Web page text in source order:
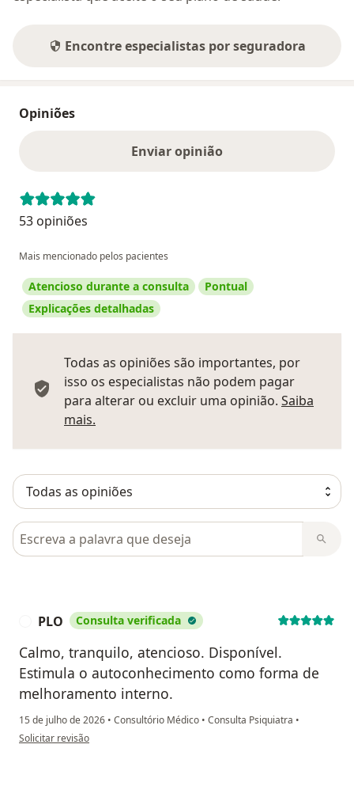
Encontre especialistas por seguradora
Opiniões
Enviar opinião
53 opiniões
Mais mencionado pelos pacientes
Atencioso durante a consulta
Pontual
Explicações detalhadas
Todas as opiniões são importantes, por
isso os especialistas não podem pagar
para alterar ou excluir uma opinião. Saiba
mais.
Pesquisar em opiniões
PLO Consulta verificada
Calmo, tranquilo, atencioso. Disponível.
Estimula o autoconhecimento como forma de
melhoramento interno.
15 de julho de 2026 • Consultório Médico • Consulta Psiquiatra •
na opinião do utilizador PLO
Solicitar revisão